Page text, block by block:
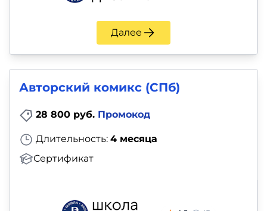
Далее
Авторский комикс (СПб)
28 800 руб. Промокод
Длительность: 4 месяца
Сертификат